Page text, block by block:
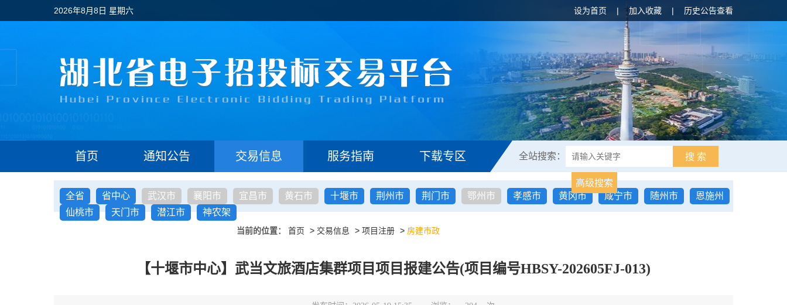
2026年8月8日 星期六 设为首页 | 加入收藏 | 历史公告查看
首页 通知公告 交易信息 服务指南 下载专区 全站搜索： 搜 索
高级搜索
全省
省中心 武汉市 襄阳市 宜昌市 黄石市 十堰市 荆州市 荆门市 鄂州市 孝感市 黄冈市 咸宁市 随州市
恩施州
仙桃市
天门市 潜江市 神农架
当前的位置： 首页 > 交易信息 > 项目注册 > 房建市政
【十堰市中心】武当文旅酒店集群项目项目报建公告(项目编号HBSY-202605FJ-013)